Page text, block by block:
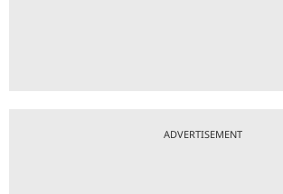
ADVERTISEMENT